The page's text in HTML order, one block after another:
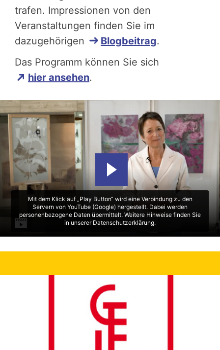
trafen. Impressionen von den
Veranstaltungen finden Sie im
dazugehörigen
Blogbeitrag.
Das Programm können Sie sich
hier ansehen.
Mit dem Klick auf „Play Button“ wird eine Verbindung zu den
Servern von YouTube (Google) hergestellt. Dabei werden
personenbezogene Daten übermittelt. Weitere Hinweise finden Sie
in unserer Datenschutzerklärung.